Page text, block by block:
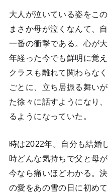
大人が泣いている姿をこ
まさか母が泣くなんて、
一番の衝撃である。心が
年経った今でも鮮明に覚
クラスも離れて関わらな
ごとに、立ち居振る舞い
た徐々に話すようになり
るようになっていた。
時は2022年。自分も結婚
時どんな気持ちで父と母
今なら痛いほどわかる。
の愛をあの雪の日に初め